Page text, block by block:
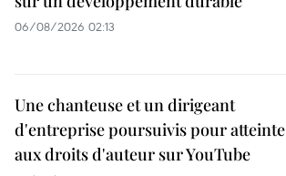
06/08/2026 02:13
Une chanteuse et un dirigeant
d'entreprise poursuivis pour atteinte
aux droits d'auteur sur YouTube